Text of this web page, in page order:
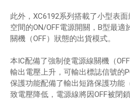
此外，XC6192系列搭載了小型表
空間的ON/OFF電源開關，B型最
關機（OFF）狀態的出貨模式。
本IC配備了強制使電源線關機（
輸出電壓上升，可輸出標誌信號的
保護功能配備了輸出短路保護功能
致電壓降低，電源線將因OFF被閉